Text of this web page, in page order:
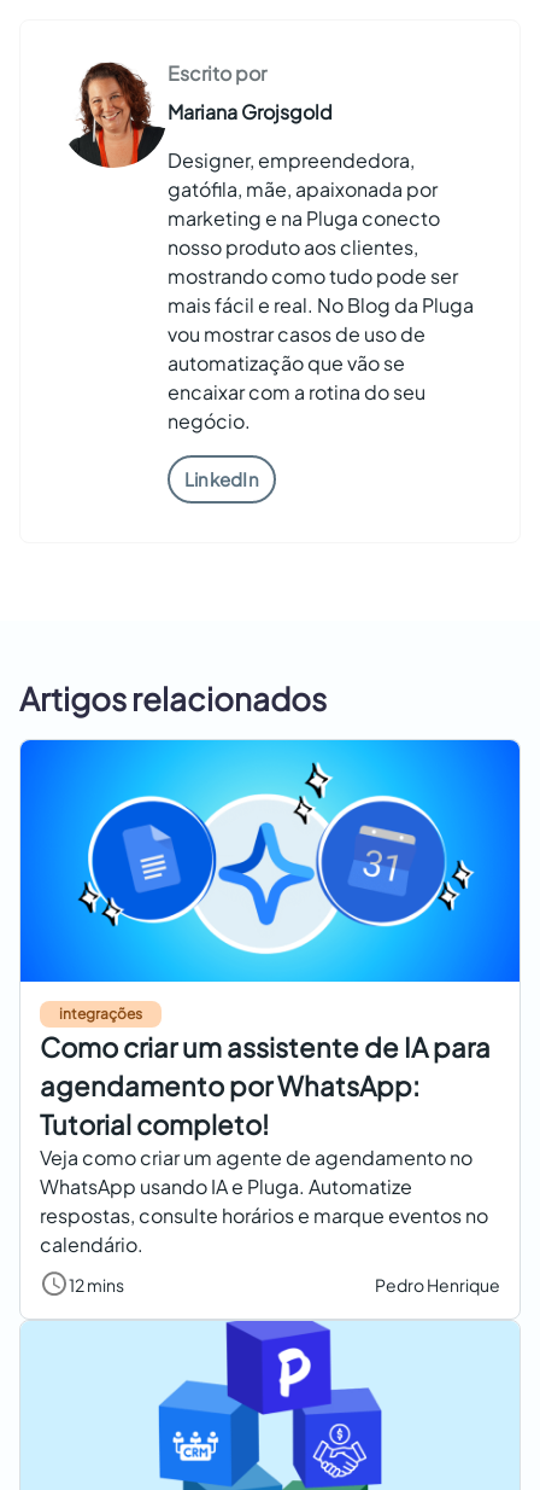
Escrito por
Mariana Grojsgold
Designer, empreendedora,
gatófila, mãe, apaixonada por
marketing e na Pluga conecto
nosso produto aos clientes,
mostrando como tudo pode ser
mais fácil e real. No Blog da Pluga
vou mostrar casos de uso de
automatização que vão se
encaixar com a rotina do seu
negócio.
LinkedIn
Artigos relacionados
integrações
Como criar um assistente de IA para
agendamento por WhatsApp:
Tutorial completo!
Veja como criar um agente de agendamento no
WhatsApp usando IA e Pluga. Automatize
respostas, consulte horários e marque eventos no
calendário.
12 mins Pedro Henrique